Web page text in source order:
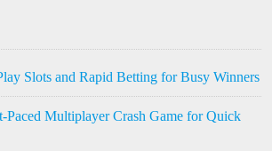
Slots and Rapid Betting for Busy Winners
Multiplayer Crash Game for Quick